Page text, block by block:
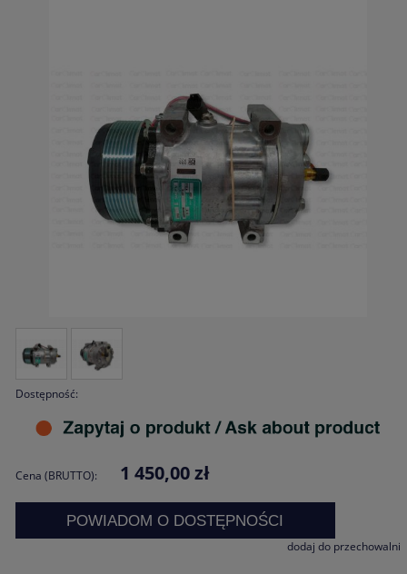
Dostępność:
Cena (BRUTTO): 1 450,00 zł
POWIADOM O DOSTĘPNOŚCI
dodaj do przechowalni